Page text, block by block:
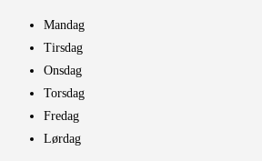
Mandag
Tirsdag
Onsdag
Torsdag
Fredag
Lørdag